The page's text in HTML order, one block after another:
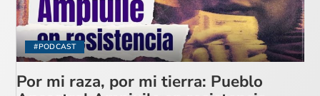
#PODCAST
Por mi raza, por mi tierra: Pueblo